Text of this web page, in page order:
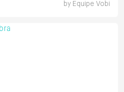
by Equipe Vobi